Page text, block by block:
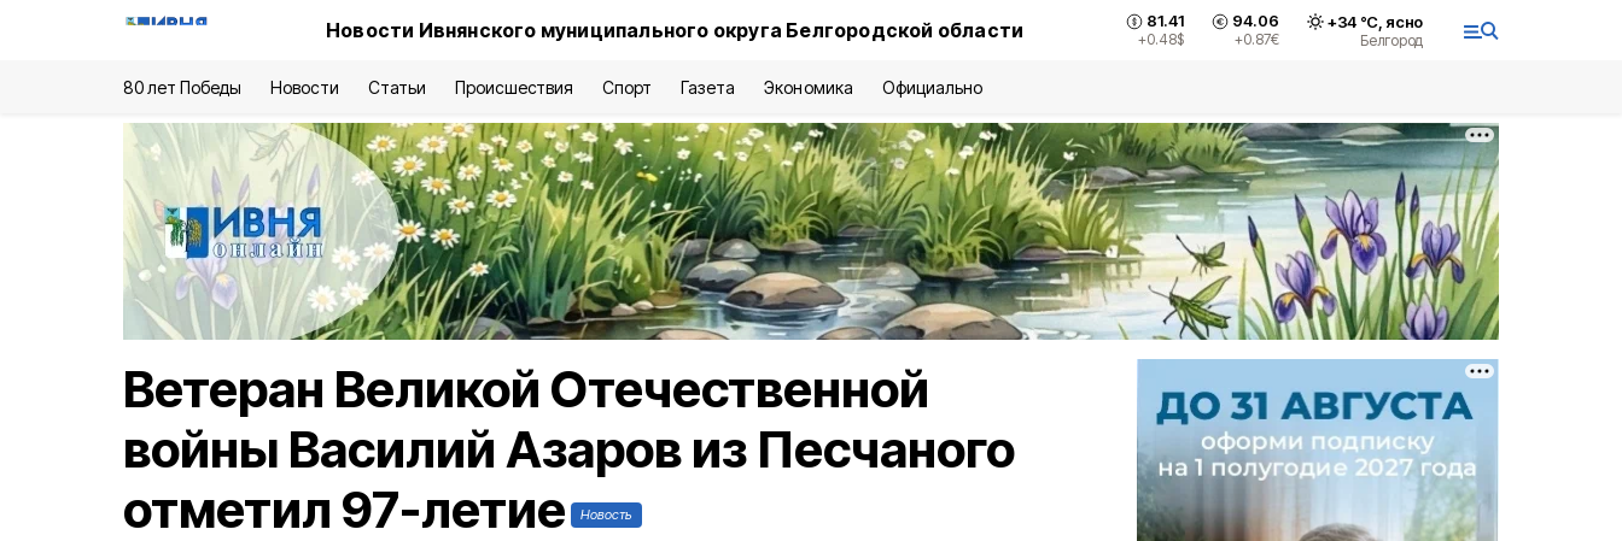
Новости Ивнянского муниципального округа Белгородской области 81.41
+0.48$
94.06
+0.87€
+34°С, ясно
Белгород
80 лет Победы Новости Статьи Происшествия Спорт Газета Экономика Официально
Ветеран Великой Отечественной
войны Василий Азаров из Песчаного
отметил 97-летие
Новость